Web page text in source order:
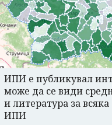
ИПИ е публикувал
може да се види
и литература за
ИПИ